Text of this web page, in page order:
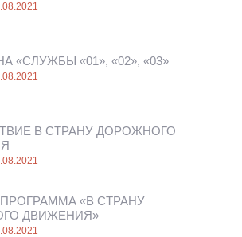
«СЛУЖБЫ «01», «02», «03»
В СТРАНУ ДОРОЖНОГО
«В СТРАНУ
ДВИЖЕНИЯ»